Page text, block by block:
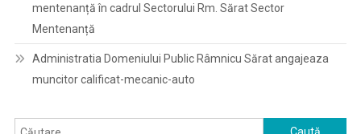
mentenanță în cadrul Sectorului Rm. Sărat Sector
Mentenanță
Administratia Domeniului Public Râmnicu Sărat angajeaza
muncitor calificat-mecanic-auto
Caută